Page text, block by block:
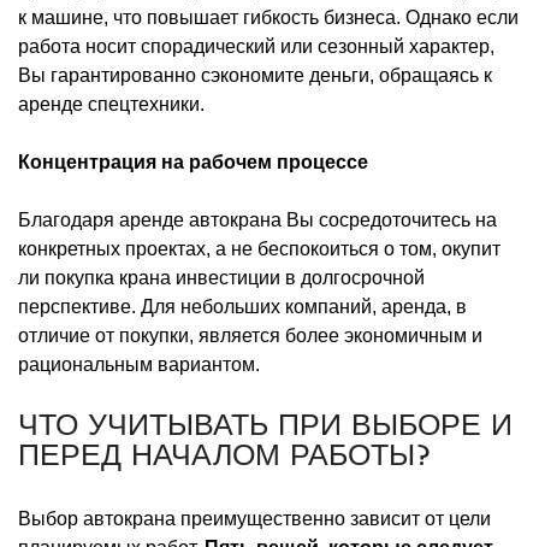
к машине, что повышает гибкость бизнеса. Однако если
работа носит спорадический или сезонный характер,
Вы гарантированно сэкономите деньги, обращаясь к
аренде спецтехники.
Концентрация на рабочем процессе
Благодаря аренде автокрана Вы сосредоточитесь на
конкретных проектах, а не беспокоиться о том, окупит
ли покупка крана инвестиции в долгосрочной
перспективе. Для небольших компаний, аренда, в
отличие от покупки, является более экономичным и
рациональным вариантом.
ЧТО УЧИТЫВАТЬ ПРИ ВЫБОРЕ И
ПЕРЕД НАЧАЛОМ РАБОТЫ?
Выбор автокрана преимущественно зависит от цели